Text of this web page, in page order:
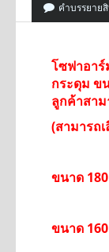
คำบรรยาย
โซฟาอา
กระดุม ข
ลูกค้าสาม
(สามารถ
ขนาด
ขนาด